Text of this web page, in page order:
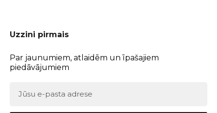
Uzzini pirmais
Par jaunumiem, atlaidēm un īpašajiem
piedāvājumiem